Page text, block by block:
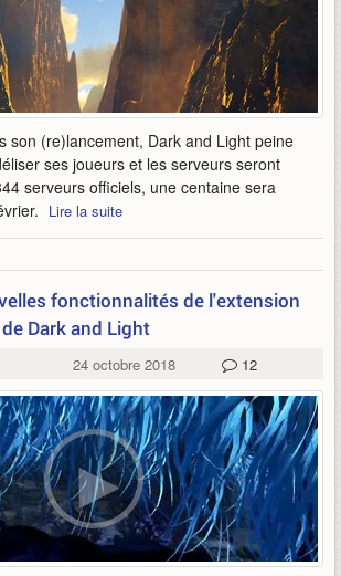
son (re)lancement, Dark and Light peine
ses joueurs et les serveurs seront
serveurs officiels, une centaine sera
Lire la suite
fonctionnalités de l'extension
Dark and Light
24 octobre 2018 12